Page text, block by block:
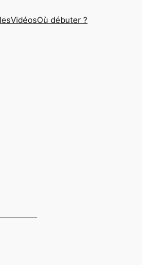
VidéosOù débuter ?